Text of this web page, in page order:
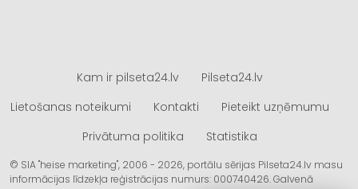
Kam ir pilseta24.lv
Pilseta24.lv
Lietošanas noteikumi
Kontakti
Pieteikt uzņēmumu
Privātuma politika
Statistika
© SIA "heise marketing", 2006 - 2026, portālu sērijas Pilseta24.lv masu
informācijas līdzekļa reģistrācijas numurs: 000740426. Galvenā